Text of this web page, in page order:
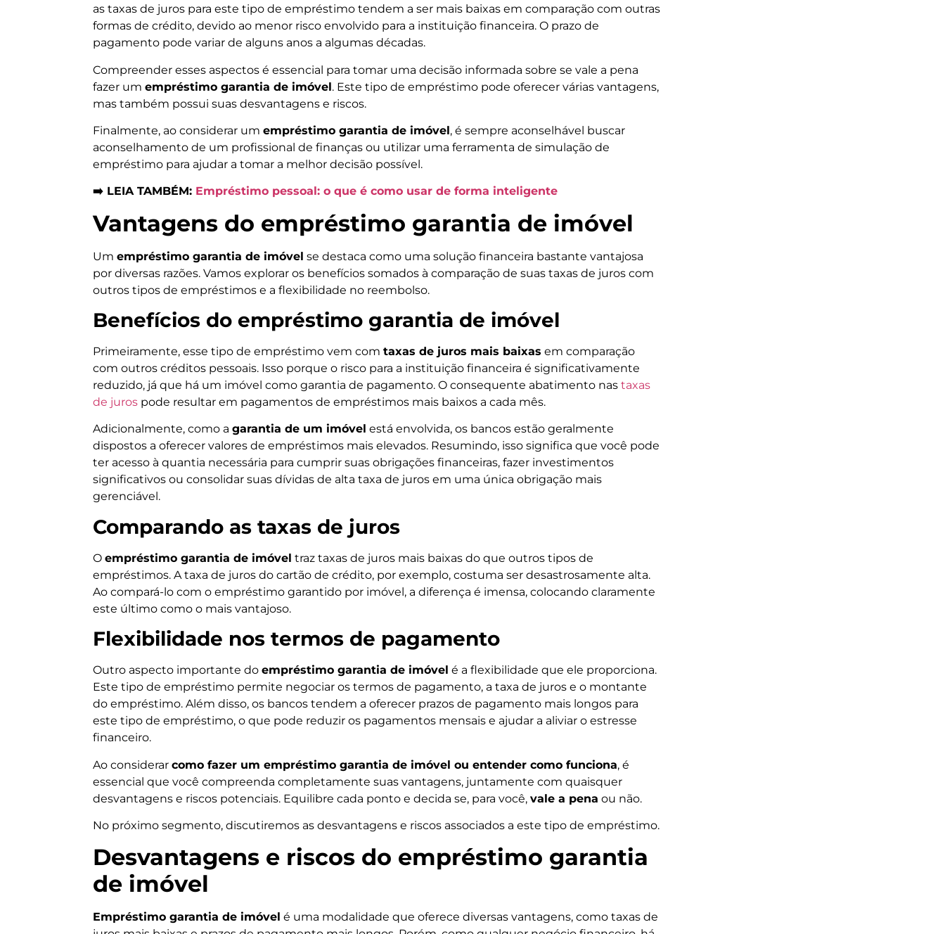
as taxas de juros para este tipo de empréstimo tendem a ser mais baixas em comparação com outras
formas de crédito, devido ao menor risco envolvido para a instituição financeira. O prazo de
pagamento pode variar de alguns anos a algumas décadas.
Compreender esses aspectos é essencial para tomar uma decisão informada sobre se vale a pena
fazer um empréstimo garantia de imóvel. Este tipo de empréstimo pode oferecer várias vantagens,
mas também possui suas desvantagens e riscos.
Finalmente, ao considerar um empréstimo garantia de imóvel, é sempre aconselhável buscar
aconselhamento de um profissional de finanças ou utilizar uma ferramenta de simulação de
empréstimo para ajudar a tomar a melhor decisão possível.
➡️ LEIA TAMBÉM: Empréstimo pessoal: o que é como usar de forma inteligente
Vantagens do empréstimo garantia de imóvel
Um empréstimo garantia de imóvel se destaca como uma solução financeira bastante vantajosa
por diversas razões. Vamos explorar os benefícios somados à comparação de suas taxas de juros com
outros tipos de empréstimos e a flexibilidade no reembolso.
Benefícios do empréstimo garantia de imóvel
Primeiramente, esse tipo de empréstimo vem com taxas de juros mais baixas em comparação
com outros créditos pessoais. Isso porque o risco para a instituição financeira é significativamente
reduzido, já que há um imóvel como garantia de pagamento. O consequente abatimento nas taxas
de juros pode resultar em pagamentos de empréstimos mais baixos a cada mês.
Adicionalmente, como a garantia de um imóvel está envolvida, os bancos estão geralmente
dispostos a oferecer valores de empréstimos mais elevados. Resumindo, isso significa que você pode
ter acesso à quantia necessária para cumprir suas obrigações financeiras, fazer investimentos
significativos ou consolidar suas dívidas de alta taxa de juros em uma única obrigação mais
gerenciável.
Comparando as taxas de juros
O empréstimo garantia de imóvel traz taxas de juros mais baixas do que outros tipos de
empréstimos. A taxa de juros do cartão de crédito, por exemplo, costuma ser desastrosamente alta.
Ao compará-lo com o empréstimo garantido por imóvel, a diferença é imensa, colocando claramente
este último como o mais vantajoso.
Flexibilidade nos termos de pagamento
Outro aspecto importante do empréstimo garantia de imóvel é a flexibilidade que ele proporciona.
Este tipo de empréstimo permite negociar os termos de pagamento, a taxa de juros e o montante
do empréstimo. Além disso, os bancos tendem a oferecer prazos de pagamento mais longos para
este tipo de empréstimo, o que pode reduzir os pagamentos mensais e ajudar a aliviar o estresse
financeiro.
Ao considerar como fazer um empréstimo garantia de imóvel ou entender como funciona, é
essencial que você compreenda completamente suas vantagens, juntamente com quaisquer
desvantagens e riscos potenciais. Equilibre cada ponto e decida se, para você, vale a pena ou não.
No próximo segmento, discutiremos as desvantagens e riscos associados a este tipo de empréstimo.
Desvantagens e riscos do empréstimo garantia
de imóvel
Empréstimo garantia de imóvel é uma modalidade que oferece diversas vantagens, como taxas de